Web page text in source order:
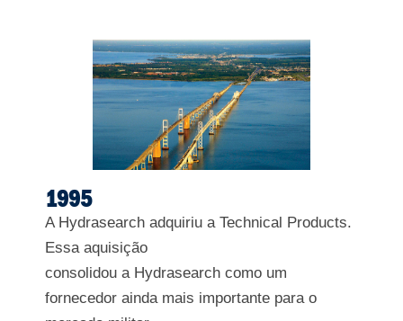
1995
A Hydrasearch adquiriu a Technical Products.
Essa aquisição
consolidou a Hydrasearch como um
fornecedor ainda mais importante para o